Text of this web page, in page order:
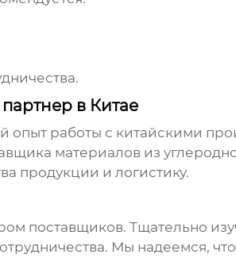
в Китае
опыт работы с китайскими
материалов из
продукции и логистику.
поставщиков. Тщательно
Мы надеемся, что